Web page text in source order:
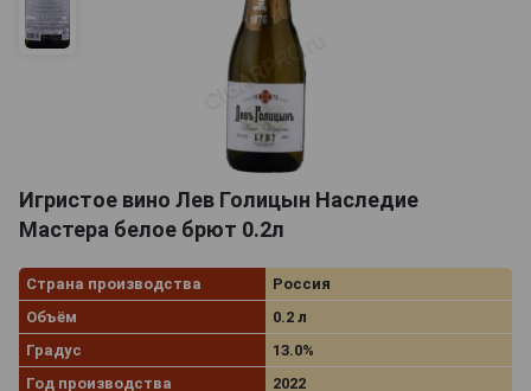
Игристое вино Лев Голицын Наследие
Мастера белое брют 0.2л
Страна производства
Россия
Объём
0.2 л
Градус
13.0%
Год производства
2022